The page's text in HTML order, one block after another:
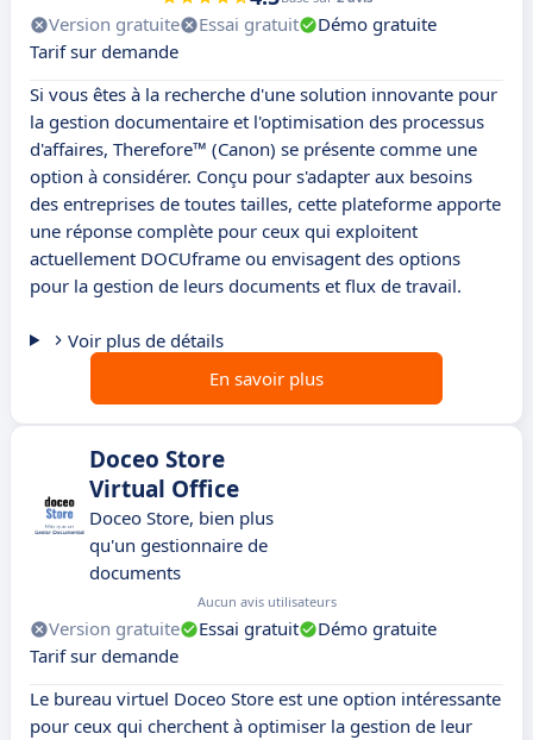
Version gratuite Essai gratuit
Démo gratuite
Tarif sur demande
Si vous êtes à la recherche d'une solution innovante pour
la gestion documentaire et l'optimisation des processus
d'affaires, Therefore™ (Canon) se présente comme une
option à considérer. Conçu pour s'adapter aux besoins
des entreprises de toutes tailles, cette plateforme apporte
une réponse complète pour ceux qui exploitent
actuellement DOCUframe ou envisagent des options
pour la gestion de leurs documents et flux de travail.
Voir plus de détails
En savoir plus
Doceo Store
Virtual Office
Doceo Store, bien plus
qu'un gestionnaire de
documents
Aucun avis utilisateurs
Version gratuite Essai gratuit
Démo gratuite
Tarif sur demande
Le bureau virtuel Doceo Store est une option intéressante
pour ceux qui cherchent à optimiser la gestion de leur